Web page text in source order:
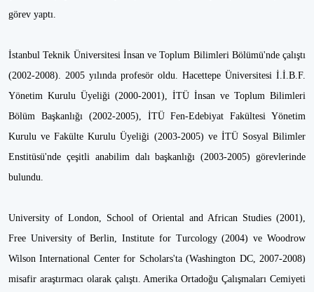
görev yaptı.
İstanbul Teknik Üniversitesi İnsan ve Toplum Bilimleri Bölümü'nde çalıştı
(2002-2008). 2005 yılında profesör oldu. Hacettepe Üniversitesi İ.İ.B.F.
Yönetim Kurulu Üyeliği (2000-2001), İTÜ İnsan ve Toplum Bilimleri
Bölüm Başkanlığı (2002-2005), İTÜ Fen-Edebiyat Fakültesi Yönetim
Kurulu ve Fakülte Kurulu Üyeliği (2003-2005) ve İTÜ Sosyal Bilimler
Enstitüsü'nde çeşitli anabilim dalı başkanlığı (2003-2005) görevlerinde
bulundu.
University of London, School of Oriental and African Studies (2001),
Free University of Berlin, Institute for Turcology (2004) ve Woodrow
Wilson International Center for Scholars'ta (Washington DC, 2007-2008)
misafir araştırmacı olarak çalıştı. Amerika Ortadoğu Çalışmaları Cemiyeti